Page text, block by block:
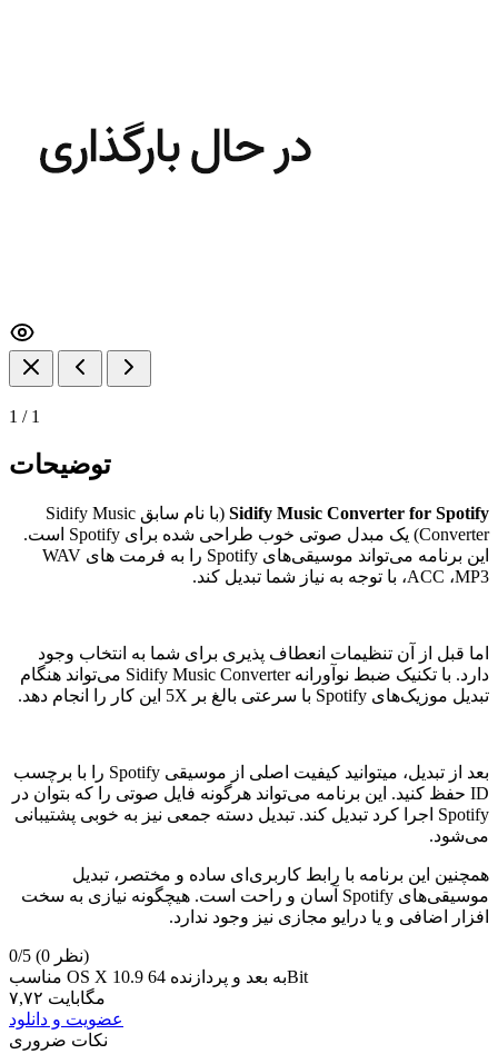
1 / 1
توضیحات
Sidify Music Converter for Spotify
(با نام سابق Sidify Music
Converter) یک مبدل صوتی خوب طراحی شده برای Spotify است.
این برنامه می‌تواند موسیقی‌های Spotify را به فرمت های WAV
،ACC ،MP3 با توجه به نیاز شما تبدیل کند.
اما قبل از آن تنظیمات انعطاف پذیری برای شما به انتخاب وجود
دارد. با تکنیک ضبط نوآورانه Sidify Music Converter می‌تواند هنگام
تبدیل موزیک‌های Spotify با سرعتی بالغ بر 5X این کار را انجام دهد.
بعد از تبدیل، میتوانید کیفیت اصلی از موسیقی Spotify را با برچسب
ID حفظ کنید. این برنامه می‌تواند هرگونه فایل صوتی را که بتوان در
Spotify اجرا کرد تبدیل کند. تبدیل دسته جمعی نیز به خوبی پشتیبانی
می‌شود.
همچنین این برنامه با رابط کاربری‌ای ساده و مختصر، تبدیل
موسیقی‌های Spotify آسان و راحت است. هیچگونه نیازی به سخت
افزار اضافی و یا درایو مجازی نیز وجود ندارد.
0/5
(0 نظر)
مناسب OS X 10.9 به بعد و پردازنده 64Bit
۷,۷۲ مگابایت
عضویت و دانلود
نکات ضروری